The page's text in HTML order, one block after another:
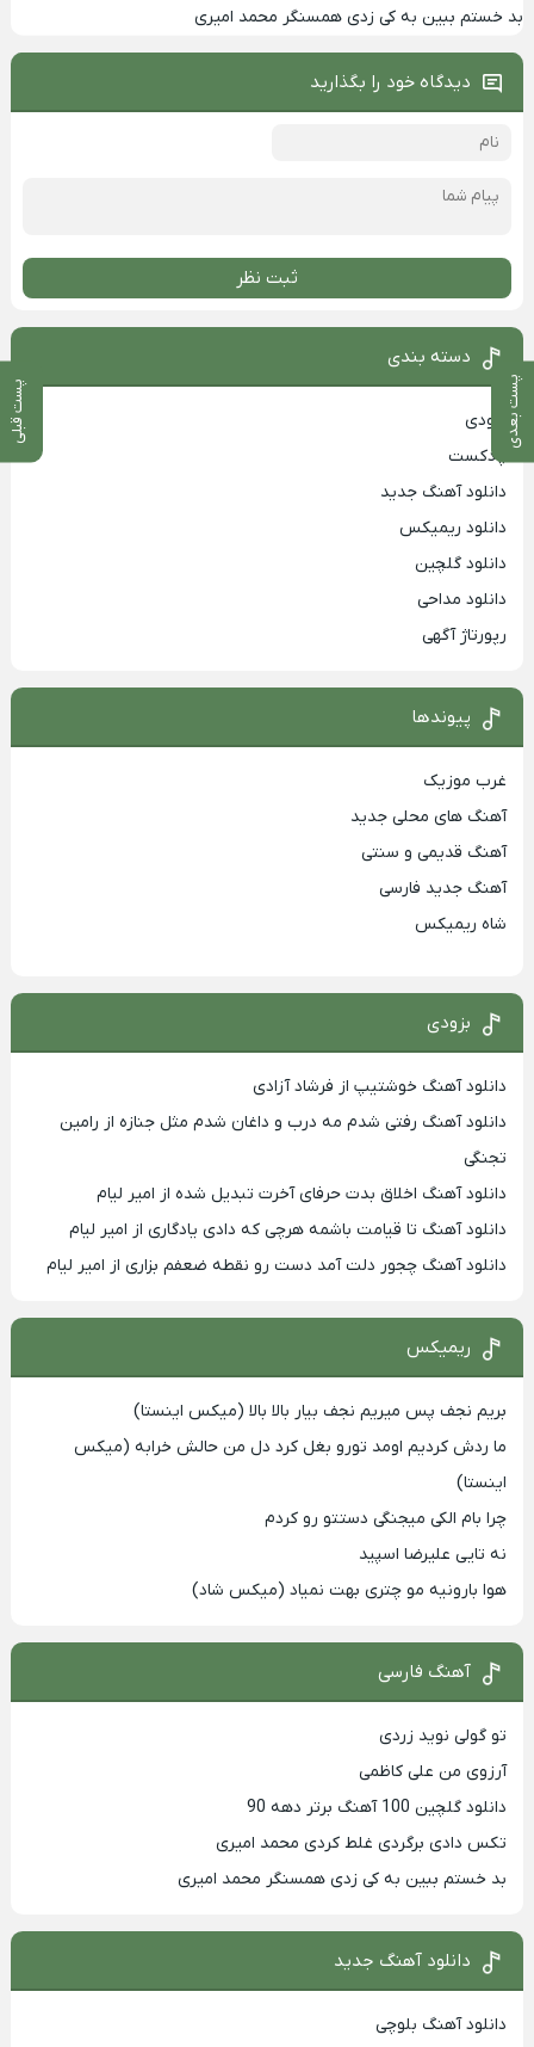
پست بعدی پست قبلی
بد خستم ببین به کی زدی همسنگر محمد امیری
دیدگاه خود را بگذارید
ثبت نظر
دسته بندی
بزودی
پادکست
دانلود آهنگ جدید
دانلود ریمیکس
دانلود گلچین
دانلود مداحی
رپورتاژ آگهی
پیوندها
غرب موزیک
آهنگ های محلی جدید
آهنگ قدیمی و سنتی
آهنگ جدید فارسی
شاه ریمیکس
بزودی
دانلود آهنگ خوشتیپ از فرشاد آزادی
دانلود آهنگ رفتی شدم مه درب و داغان شدم مثل جنازه از رامین
تجنگی
دانلود آهنگ اخلاق بدت حرفای آخرت تبدیل شده از امیر لیام
دانلود آهنگ تا قیامت باشمه هرچی که دادی یادگاری از امیر لیام
دانلود آهنگ چجور دلت آمد دست رو نقطه ضعفم بزاری از امیر لیام
ریمیکس
بریم نجف پس میریم نجف بیار بالا بالا (میکس اینستا)
ما ردش کردیم اومد تورو بغل کرد دل من حالش خرابه (میکس
اینستا)
چرا بام الکی میجنگی دستتو رو کردم
نه تایی علیرضا اسپید
هوا بارونیه مو چتری بهت نمیاد (میکس شاد)
آهنگ فارسی
تو گولی نوید زردی
آرزوی من علی کاظمی
دانلود گلچین 100 آهنگ برتر دهه 90
تکس دادی برگردی غلط کردی محمد امیری
بد خستم ببین به کی زدی همسنگر محمد امیری
دانلود آهنگ جدید
دانلود آهنگ بلوچی